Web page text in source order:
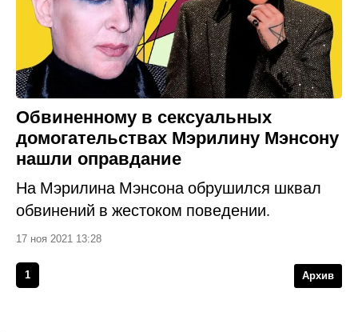
Обвиненному в сексуальных
домогательствах Мэрилину Мэнсону
нашли оправдание
На Мэрилина Мэнсона обрушился шквал
обвинений в жестоком поведении.
17 ноя 2021 13:28
1 Архив